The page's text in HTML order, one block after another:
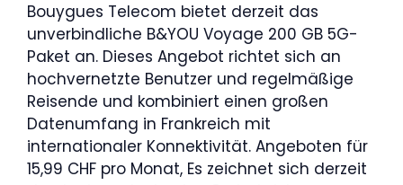
Bouygues Telecom bietet derzeit das
unverbindliche B&YOU Voyage 200 GB 5G-
Paket an. Dieses Angebot richtet sich an
hochvernetzte Benutzer und regelmäßige
Reisende und kombiniert einen großen
Datenumfang in Frankreich mit
internationaler Konnektivität. Angeboten für
15,99 CHF pro Monat, Es zeichnet sich derzeit